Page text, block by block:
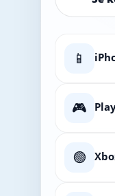
📱
🎮
🟢